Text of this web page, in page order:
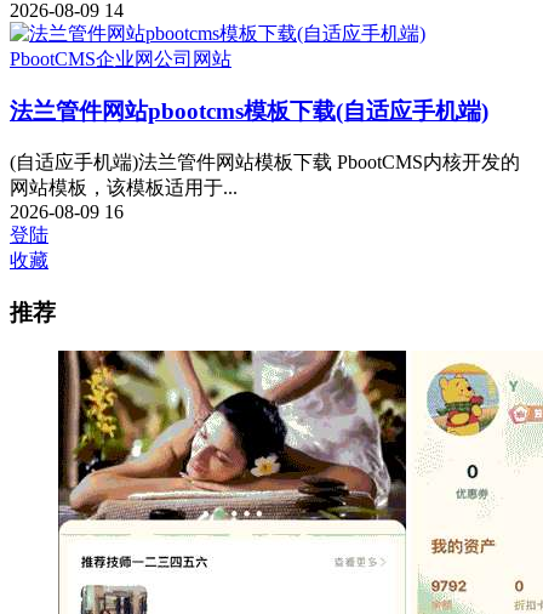
2026-08-09 14
PbootCMS企业网公司网站
法兰管件网站pbootcms模板下载(自适应手机端)
(自适应手机端)法兰管件网站模板下载 PbootCMS内核开发的
网站模板，该模板适用于...
2026-08-09 16
登陆
收藏
推荐